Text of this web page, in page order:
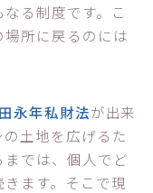
る制度です。こ
所に戻るのには
永年私財法が出来
土地を広げるた
では、個人でど
ます。そこで現